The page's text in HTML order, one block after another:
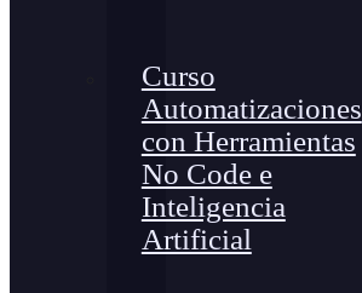
Curso
Automatizaciones
con Herramientas
No Code e
Inteligencia
Artificial